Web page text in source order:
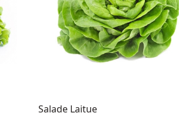
Salade Laitue